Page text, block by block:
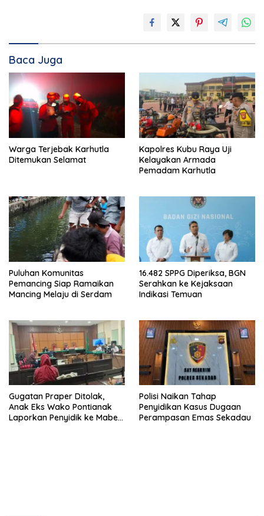
Baca Juga
Warga Terjebak Karhutla
Ditemukan Selamat
Kapolres Kubu Raya Uji
Kelayakan Armada
Pemadam Karhutla
Puluhan Komunitas
Pemancing Siap Ramaikan
Mancing Melaju di Serdam
16.482 SPPG Diperiksa, BGN
Serahkan ke Kejaksaan
Indikasi Temuan
Gugatan Praper Ditolak,
Anak Eks Wako Pontianak
Laporkan Penyidik ke Mabes
Polisi Naikan Tahap
Penyidikan Kasus Dugaan
Perampasan Emas Sekadau